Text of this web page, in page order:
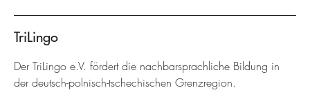
TriLingo
Der TriLingo e.V. fördert die nachbarsprachliche Bildung in
der deutsch-polnisch-tschechischen Grenzregion.